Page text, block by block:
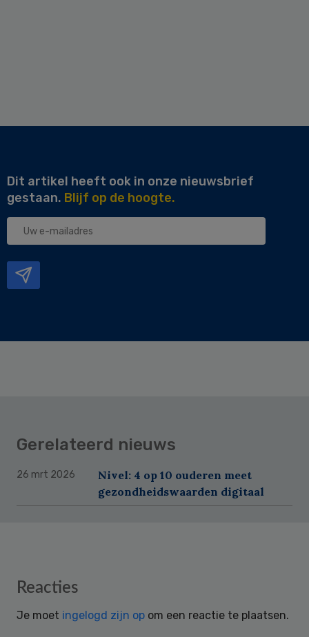
Dit artikel heeft ook in onze nieuwsbrief
gestaan. Blijf op de hoogte.
Uw
Gerelateerd nieuws
26 mrt 2026
Nivel: 4 op 10 ouderen meet
gezondheidswaarden digitaal
Reader
Reacties
Je moet ingelogd zijn op om een reactie te plaatsen.